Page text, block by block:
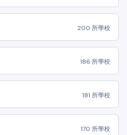
200 所學校
186 所學校
181 所學校
170 所學校